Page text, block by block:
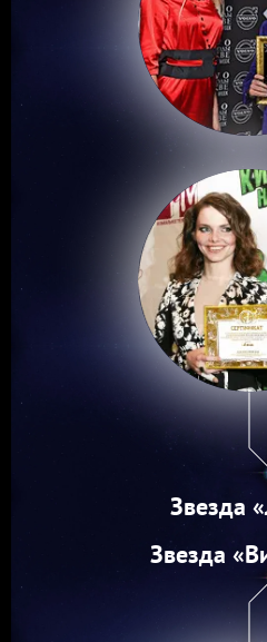
Звезда
Звезда